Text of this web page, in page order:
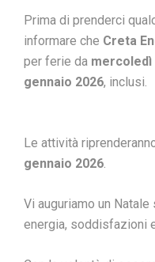
Prima di prenderci
informare che Creta
per ferie da mercoledì
gennaio 2026, inclusi.
Le attività
gennaio 2026
Vi auguriamo un
energia, soddisfazioni